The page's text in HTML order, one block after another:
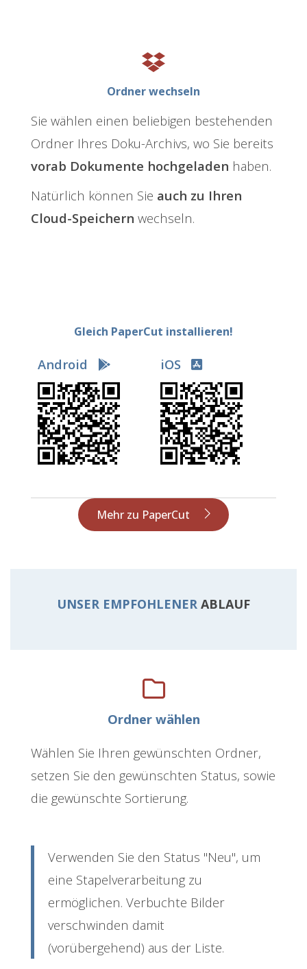
Ordner wechseln
Sie wählen einen beliebigen bestehenden
Ordner Ihres Doku-Archivs, wo Sie bereits
vorab Dokumente hochgeladen haben.
Natürlich können Sie auch zu Ihren
Cloud-Speichern wechseln.
Gleich PaperCut installieren!
Android iOS
Mehr zu PaperCut
UNSER EMPFOHLENER ABLAUF
Ordner wählen
Wählen Sie Ihren gewünschten Ordner,
setzen Sie den gewünschten Status, sowie
die gewünschte Sortierung.
Verwenden Sie den Status "Neu", um
eine Stapelverarbeitung zu
ermöglichen. Verbuchte Bilder
verschwinden damit
(vorübergehend) aus der Liste.